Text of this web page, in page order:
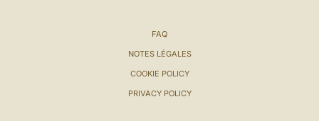
FAQ
NOTES LÉGALES
COOKIE POLICY
PRIVACY POLICY